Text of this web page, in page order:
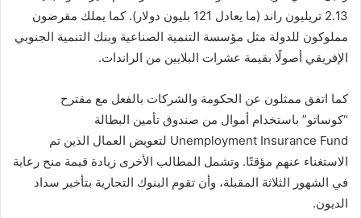
2.13 تريليون راند (ما يعادل 121 بليون دولار). كما يملك مقرضون
مملوكون للدولة مثل مؤسسة التنمية الصناعية وبنك التنمية الجنوبي
الإفريقي أصولًا بقيمة عشرات البلايين من الراندات.
كما اتفق ممثلون عن الحكومة والشركات بالفعل مع مقترح
“كوساتو” باستخدام أموال من صندوق تأمين البطالة
Unemployment Insurance Fund لتعويض العمال الذين تم
الاستغناء عنهم مؤقتًا. وتشمل المطالب الأخرى زيادة قيمة منح رعاية
في الشهور الثلاثة المقبلة، وأن تقوم البنوك التجارية بتأخير سداد
الديون.